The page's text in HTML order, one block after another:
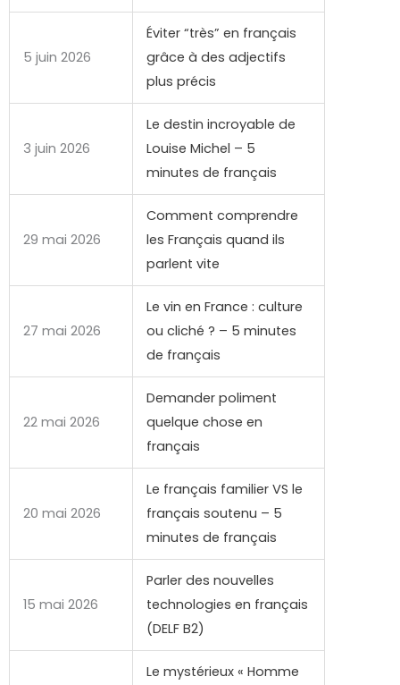
5 juin 2026
Éviter “très” en français
grâce à des adjectifs
plus précis
3 juin 2026
Le destin incroyable de
Louise Michel – 5
minutes de français
29 mai 2026
Comment comprendre
les Français quand ils
parlent vite
27 mai 2026
Le vin en France : culture
ou cliché ? – 5 minutes
de français
22 mai 2026
Demander poliment
quelque chose en
français
20 mai 2026
Le français familier VS le
français soutenu – 5
minutes de français
15 mai 2026
Parler des nouvelles
technologies en français
(DELF B2)
Le mystérieux « Homme